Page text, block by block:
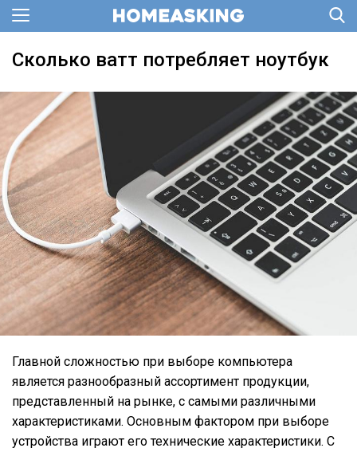
Сколько ватт потребляет ноутбук
Главной сложностью при выборе компьютера
является разнообразный ассортимент продукции,
представленный на рынке, с самыми различными
характеристиками. Основным фактором при выборе
устройства играют его технические характеристики. С